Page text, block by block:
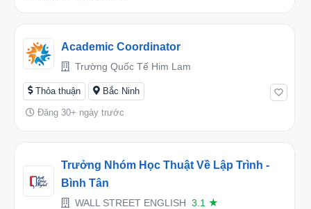
Academic Coordinator
Trường Quốc Tế Him Lam
Thỏa thuận Bắc Ninh
Đăng 30+ ngày trước
Trưởng Nhóm Học Thuật Về Lập Trình -
Bình Tân
WALL STREET ENGLISH 3.1 ★